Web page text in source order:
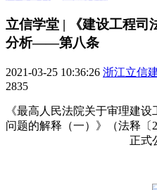
立信学堂 | 《建设工程司
分析——第八条
2021-03-25 10:36:26 浙江立信
2835
《最高人民法院关于审理建
问题的解释（一）》（法释〔
正式